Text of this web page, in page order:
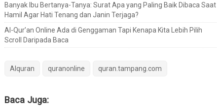
Banyak Ibu Bertanya-Tanya: Surat Apa yang Paling Baik Dibaca Saat
Hamil Agar Hati Tenang dan Janin Terjaga?
Al-Qur’an Online Ada di Genggaman Tapi Kenapa Kita Lebih Pilih
Scroll Daripada Baca
Alquran quranonline quran.tampang.com
Baca Juga: